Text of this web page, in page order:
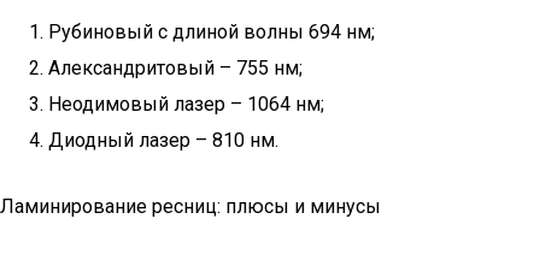
Рубиновый с длиной волны 694 нм;
Александритовый – 755 нм;
Неодимовый лазер – 1064 нм;
Диодный лазер – 810 нм.
Ламинирование ресниц: плюсы и минусы